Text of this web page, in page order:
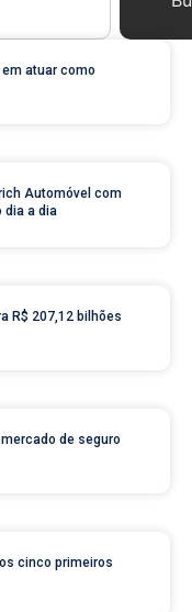
atuar como
Automóvel com
dia a dia
R$ 207,12 bilhões
de seguro
cinco primeiros